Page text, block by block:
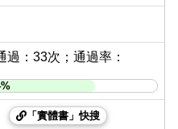
：33次；通過率：
「實體書」快搜